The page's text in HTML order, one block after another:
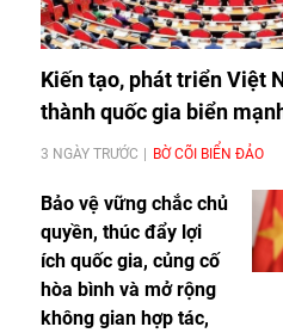
Kiến tạo, phát triển Việt
thành quốc gia biển
3 NGÀY TRƯỚC BỜ CÕI BIỂN ĐẢO
Bảo vệ vững chắc chủ
quyền, thúc đẩy lợi
ích quốc gia, củng cố
hòa bình và mở rộng
không gian hợp tác,